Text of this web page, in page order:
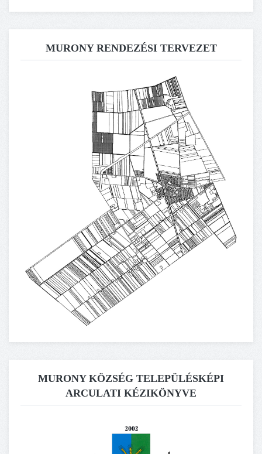
MURONY RENDEZÉSI TERVEZET
MURONY KÖZSÉG TELEPÜLÉSKÉPI
ARCULATI KÉZIKÖNYVE